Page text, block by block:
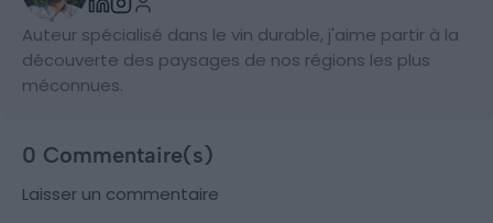
Auteur spécialisé dans le vin durable, j'aime partir à la
découverte des paysages de nos régions les plus
méconnues.
0 Commentaire(s)
Laisser un commentaire